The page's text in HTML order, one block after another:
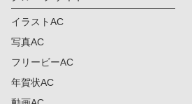
イラストAC
写真AC
フリービーAC
年賀状AC